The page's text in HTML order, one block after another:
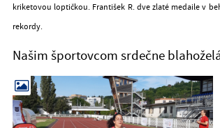
kriketovou loptičkou. František R. dve zlaté medaile v
rekordy.
Našim športovcom srdečne